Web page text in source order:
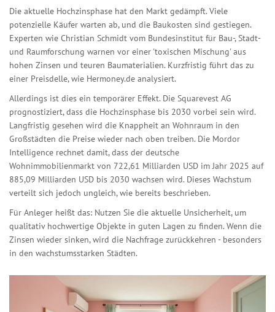
Die aktuelle Hochzinsphase hat den Markt gedämpft. Viele
potenzielle Käufer warten ab, und die Baukosten sind gestiegen.
Experten wie Christian Schmidt vom Bundesinstitut für Bau-, Stadt-
und Raumforschung warnen vor einer 'toxischen Mischung' aus
hohen Zinsen und teuren Baumaterialien. Kurzfristig führt das zu
einer Preisdelle, wie Hermoney.de analysiert.
Allerdings ist dies ein temporärer Effekt. Die Squarevest AG
prognostiziert, dass die Hochzinsphase bis 2030 vorbei sein wird.
Langfristig gesehen wird die Knappheit an Wohnraum in den
Großstädten die Preise wieder nach oben treiben. Die Mordor
Intelligence rechnet damit, dass der deutsche
Wohnimmobilienmarkt von 722,61 Milliarden USD im Jahr 2025 auf
885,09 Milliarden USD bis 2030 wachsen wird. Dieses Wachstum
verteilt sich jedoch ungleich, wie bereits beschrieben.
Für Anleger heißt das: Nutzen Sie die aktuelle Unsicherheit, um
qualitativ hochwertige Objekte in guten Lagen zu finden. Wenn die
Zinsen wieder sinken, wird die Nachfrage zurückkehren - besonders
in den wachstumsstarken Städten.